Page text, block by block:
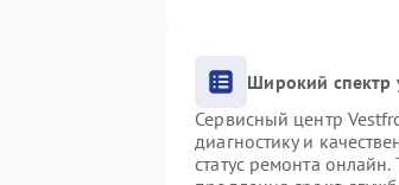
Широкий спектр
Сервисный центр
диагностику и
статус ремонта